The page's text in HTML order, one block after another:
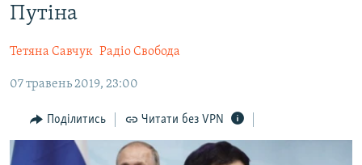
основної
Перейти
до
ПОЛІТИКА
ІНТЕРВ'Ю
ВСЕ ЗА ДЕНЬ
СПЕЦПРОЕКТИ
Путіна
Тетяна Савчук Радіо Свобода
07 травень 2019, 23:00
Поділитись Читати без VPN